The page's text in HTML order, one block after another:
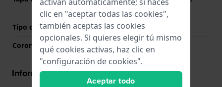
batería
Tipo de cristal
Acrílico
Corona
Corona tipo pull
Información del movimiento
clic en "aceptar todas las cookies",
también aceptas las cookies
opcionales. Si quieres elegir tú mismo
qué cookies activas, haz clic en
"configuración de cookies".
Aceptar todo